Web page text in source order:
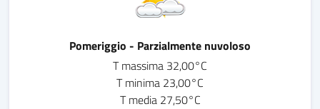
Pomeriggio - Parzialmente nuvoloso
T massima 32,00°C
T minima 23,00°C
T media 27,50°C